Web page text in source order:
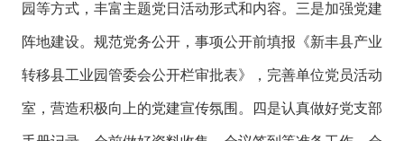
园等方式，丰富主题党日活动形式和内容。三是加强党建
阵地建设。规范党务公开，事项公开前填报《新丰县产业
转移县工业园管委会公开栏审批表》，完善单位党员活动
室，营造积极向上的党建宣传氛围。四是认真做好党支部